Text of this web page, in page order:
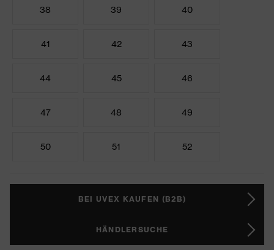
38 39 40
41 42 43
44 45 46
47 48 49
50 51 52
BEI UVEX KAUFEN (B2B)
HÄNDLERSUCHE